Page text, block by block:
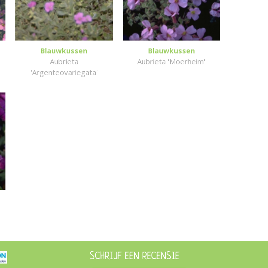
Blauwkussen
Aubrieta
'Argenteovariegata'
Blauwkussen
Aubrieta 'Moerheim'
SCHRIJF EEN RECENSIE